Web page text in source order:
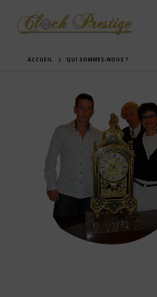
ACCUEIL QUI SOMMES-NOUS ?